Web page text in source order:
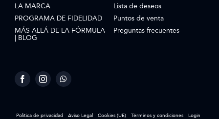
LA MARCA
PROGRAMA DE FIDELIDAD
MÁS ALLÁ DE LA FÓRMULA
| BLOG
Lista de deseos
Puntos de venta
Preguntas frecuentes
Política de privacidad Aviso Legal Cookies (UE) Términos y condiciones Login